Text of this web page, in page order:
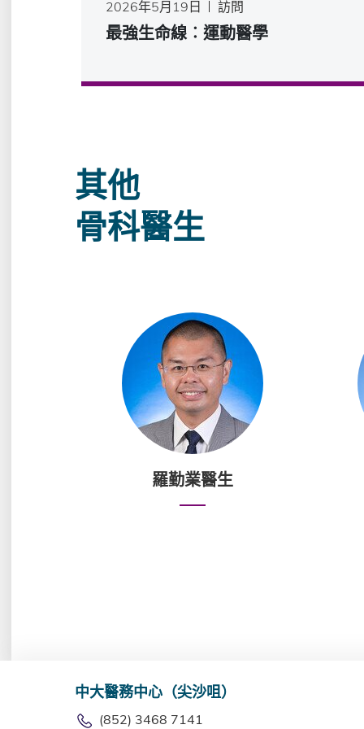
2026年5月19日 訪問
最強生命線︰運動醫學
其他
骨科醫生
羅勤業醫生
中大醫務中心（尖沙咀）
(852) 3468 7141